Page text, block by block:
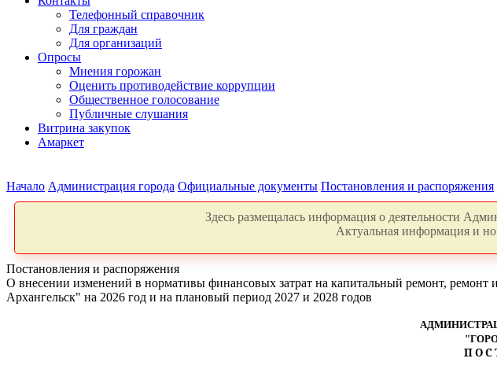
Телефонный справочник
Для граждан
Для организаций
Опросы
Мнения горожан
Оценить противодействие коррупции
Общественное голосование
Публичные слушания
Витрина закупок
Амаркет
Начало Администрация города Официальные документы Постановления и распоряжения
Здесь размещалась информация о деятельности
Актуальная информация и
Постановления и распоряжения
О внесении изменений в нормативы финансовых затрат на капитальный ремонт, ремонт
Архангельск" на 2026 год и на плановый период 2027 и 2028 годов
П О С